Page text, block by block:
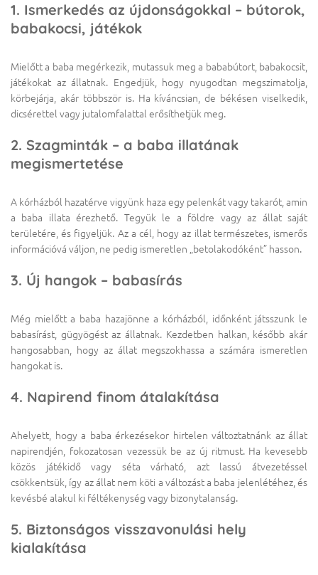
1. Ismerkedés az újdonságokkal – bútorok,
babakocsi, játékok
Mielőtt a baba megérkezik, mutassuk meg a bababútort, babakocsit,
játékokat az állatnak. Engedjük, hogy nyugodtan megszimatolja,
körbejárja, akár többször is. Ha kíváncsian, de békésen viselkedik,
dicsérettel vagy jutalomfalattal erősíthetjük meg.
2. Szagminták – a baba illatának
megismertetése
A kórházból hazatérve vigyünk haza egy pelenkát vagy takarót, amin
a baba illata érezhető. Tegyük le a földre vagy az állat saját
területére, és figyeljük. Az a cél, hogy az illat természetes, ismerős
információvá váljon, ne pedig ismeretlen „betolakodóként” hasson.
3. Új hangok – babasírás
Még mielőtt a baba hazajönne a kórházból, időnként játsszunk le
babasírást, gügyögést az állatnak. Kezdetben halkan, később akár
hangosabban, hogy az állat megszokhassa a számára ismeretlen
hangokat is.
4. Napirend finom átalakítása
Ahelyett, hogy a baba érkezésekor hirtelen változtatnánk az állat
napirendjén, fokozatosan vezessük be az új ritmust. Ha kevesebb
közös játékidő vagy séta várható, azt lassú átvezetéssel
csökkentsük, így az állat nem köti a változást a baba jelenlétéhez, és
kevésbé alakul ki féltékenység vagy bizonytalanság.
5. Biztonságos visszavonulási hely
kialakítása